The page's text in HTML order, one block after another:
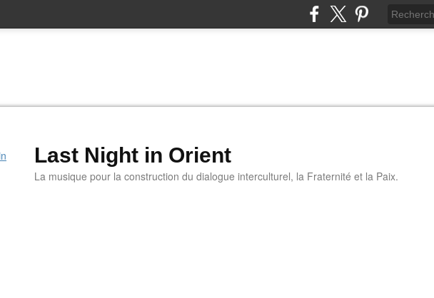
Last Night in Orient
La musique pour la construction du dialogue interculturel, la Fraternité et la Paix.